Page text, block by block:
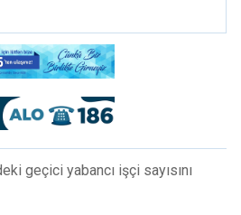
geçici yabancı işçi sayısını